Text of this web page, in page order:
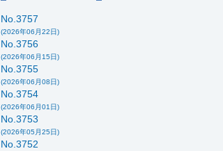
No.3757
(2026年06月22日)
No.3756
(2026年06月15日)
No.3755
(2026年06月08日)
No.3754
(2026年06月01日)
No.3753
(2026年05月25日)
No.3752